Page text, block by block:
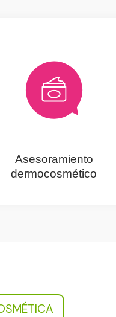
Asesoramiento
dermocosmético